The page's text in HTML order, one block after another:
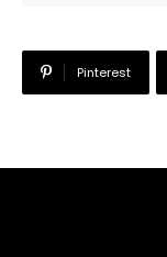
Pinterest